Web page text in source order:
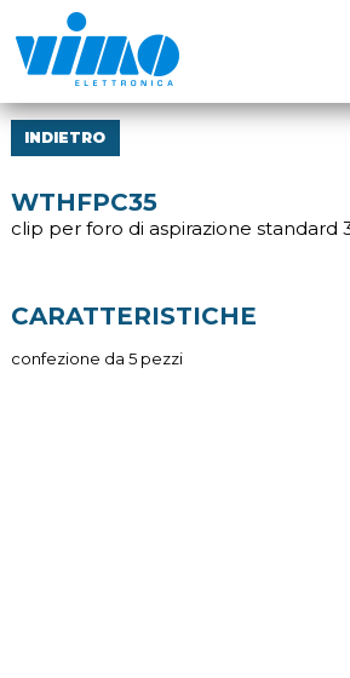
INDIETRO
WTHFPC35
clip per foro di aspirazione standard
CARATTERISTICHE
confezione da 5 pezzi